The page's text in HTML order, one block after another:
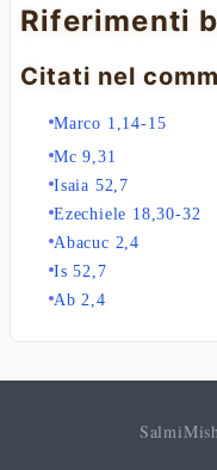
Riferimenti
Citati nel
Marco 1,14-15
Mc 9,31
Isaia 52,7
Ezechiele 18,30-32
Abacuc 2,4
Is 52,7
Ab 2,4
Salmi